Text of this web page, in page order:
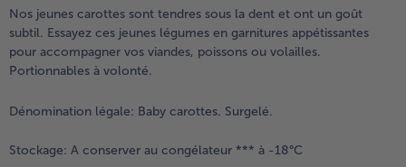
Nos jeunes carottes sont tendres sous la dent et ont un goût
subtil. Essayez ces jeunes légumes en garnitures appétissantes
pour accompagner vos viandes, poissons ou volailles.
Portionnables à volonté.
Dénomination légale: Baby carottes. Surgelé.
Stockage: A conserver au congélateur *** à -18°C